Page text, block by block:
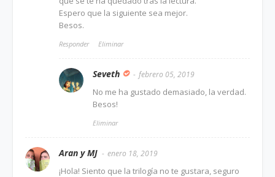
Espero que la siguiente sea mejor.
Besos.
Responder Eliminar
Seveth febrero 05, 2019
No me ha gustado demasiado, la verdad.
Besos!
Eliminar
Aran y MJ enero 18, 2019
¡Hola! Siento que la trilogía no te gustara, seguro